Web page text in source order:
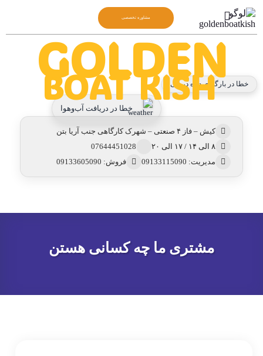
مشاوره تخصصی
BOAT KISH
GOLDEN
خطا در بارگیری داده دریایی
خطا در دریافت آب‌وهوا
کیش – فاز ۴ صنعتی – شهرک کارگاهی جنب آریا بتن
۸ الی ۱۴ / ۱۷ الی ۲۰
07644451028
مدیریت: 09133115090
فروش: 09133605090
مشتری ما چه کسانی هستن